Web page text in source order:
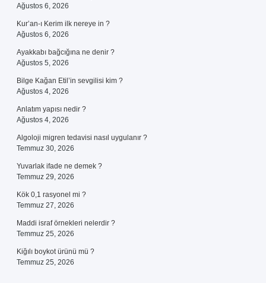
Ağustos 6, 2026
Kur’an-ı Kerim ilk nereye in ?
Ağustos 6, 2026
Ayakkabı bağcığına ne denir ?
Ağustos 5, 2026
Bilge Kağan Etil’in sevgilisi kim ?
Ağustos 4, 2026
Anlatım yapısı nedir ?
Ağustos 4, 2026
Algoloji migren tedavisi nasıl uygulanır ?
Temmuz 30, 2026
Yuvarlak ifade ne demek ?
Temmuz 29, 2026
Kök 0,1 rasyonel mi ?
Temmuz 27, 2026
Maddi israf örnekleri nelerdir ?
Temmuz 25, 2026
Kiğılı boykot ürünü mü ?
Temmuz 25, 2026